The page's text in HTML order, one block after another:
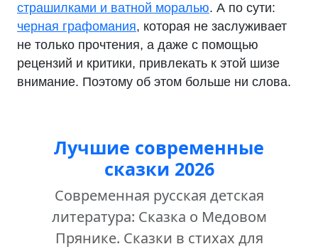
страшилками и ватной моралью. А по сути:
черная графомания, которая не заслуживает
не только прочтения, а даже с помощью
рецензий и критики, привлекать к этой шизе
внимание. Поэтому об этом больше ни слова.
Лучшие современные
сказки 2026
Современная русская детская
литература: Сказка о Медовом
Прянике. Сказки в стихах для